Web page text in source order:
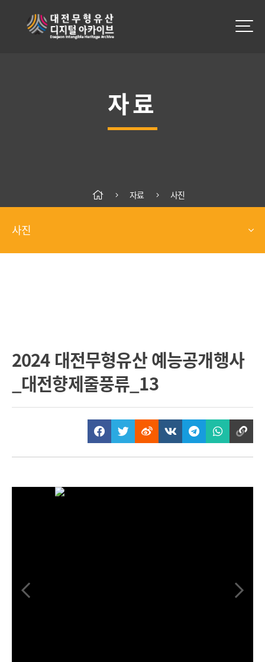
자료
사진
자료 사진
2024 대전무형유산 예능공개행사
_대전향제줄풍류_13